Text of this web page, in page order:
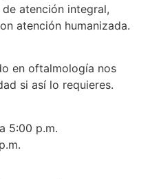
atención integral,
atención humanizada.
en oftalmología nos
si así lo requieres.
5:00 p.m.